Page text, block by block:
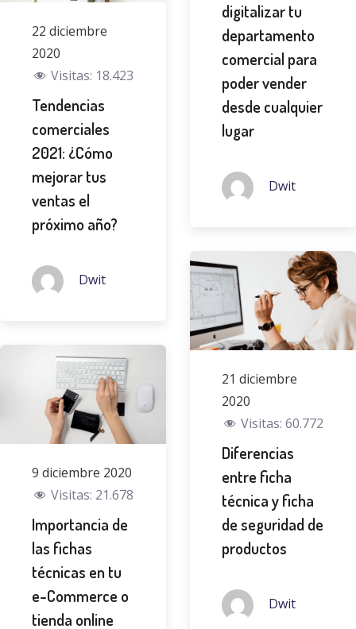
digitalizar tu
departamento
comercial para
poder vender
desde cualquier
lugar
Dwit
22 diciembre
2020
Visitas: 18.423
Tendencias
comerciales
2021: ¿Cómo
mejorar tus
ventas el
próximo año?
Dwit
21 diciembre
2020
Visitas: 60.772
Diferencias
entre ficha
técnica y ficha
de seguridad de
productos
Dwit
9 diciembre 2020
Visitas: 21.678
Importancia de
las fichas
técnicas en tu
e-Commerce o
tienda online